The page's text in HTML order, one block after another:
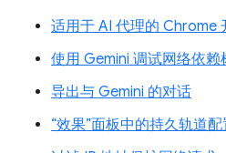
适用于 AI 代理的 Chrome
使用 Gemini 调试网络依赖
导出与 Gemini 的对话
“效果”面板中的持久轨道配